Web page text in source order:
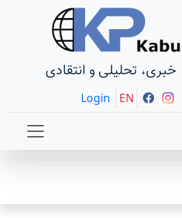
خبری، تحلیلی و انتقادی
Login EN